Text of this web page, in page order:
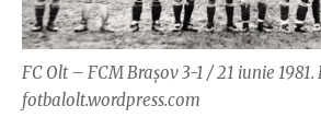
FC Olt – FCM Brașov 3-1 / 21 iunie
fotbalolt.wordpress.com